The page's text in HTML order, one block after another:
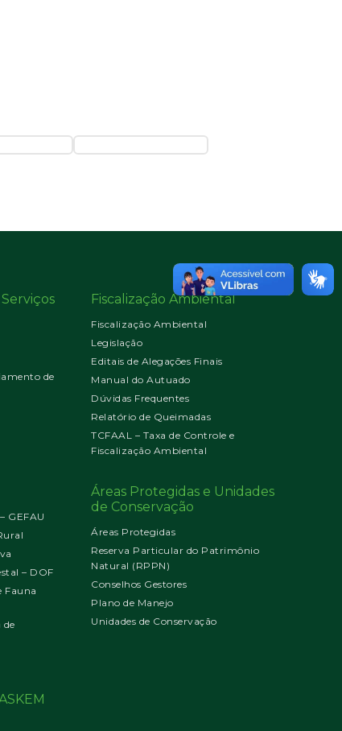
de
Fiscalização Ambiental
Fiscalização Ambiental
Legislação
Editais de Alegações Finais
Manual do Autuado
Dúvidas Frequentes
Relatório de Queimadas
TCFAAL – Taxa de Controle e
Fiscalização Ambiental
GEFAU
– DOF
Fauna
de
Áreas Protegidas e Unidades
de Conservação
Áreas Protegidas
Reserva Particular do Patrimônio
Natural (RPPN)
Conselhos Gestores
Plano de Manejo
Unidades de Conservação